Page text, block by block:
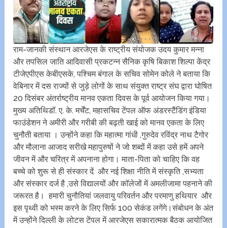
राम-जानकी संस्थान आरजेएस के राष्ट्रीय संयोजक उदय कुमार मन्ना
और तपसिल जाति आदिवासी प्रकटन्न सैनिक कृषि बिकाश शिल्पा केंद्र
टीजेएपीएस केबीएसके, पश्चिम बंगाल के सचिव सोमेन कोले ने बताया कि
वेबिनार में दस राज्यों से जुड़े लोगों के साथ संयुक्त राष्ट्र संघ द्वारा घोषित
20 दिसंबर अंतर्राष्ट्रीय मानव एकता दिवस के पूर्व आयोजन किया गया।
मुख्य अतिथिडॉ. ए. के. मर्चेंट, महासचिव टेंपल ऑफ अंडरस्टैंडिंग इंडिया
फाउंडेशन ने अमीरी और गरीबी की बढ़ती खाई को मानव एकता के लिए
चुनौती बताया । उन्होंने कहा कि महात्मा गांधी ,गुरुदेव रविंद्र नाथ टैगोर
और मौलाना आजाद सरीखे महापुरुषों ने जो शब्दों में कहा उसे हमें अपने
जीवन में और चरित्र में अपनाना होगा। माता-पिता को चाहिए कि वह
बच्चे को शुरू से ही संस्कार दें और नई शिक्षा नीति में संस्कृति ,सभ्यता
और संस्कार दर्ज है ,उसे विद्यालयों और कॉलेजों में अमलीजामा पहनाने की
जरूरत है। हमारी चुनौतियां जलवायु परिवर्तन और परमाणु हथियार और
इस पृथ्वी को भस्म करने के लिए‌ सिर्फ 100 सेकंड लगेंगे।संबोधन के अंत
में उन्होंने दिल्ली के लोटस टेंपल में आरजेएस सकारात्मक बैठक आयोजित